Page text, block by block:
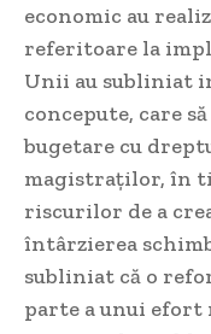
economic au
referitoare la
Unii au subliniat
concepute, care
bugetare cu
magistraților, în
riscurilor de a
întârzierea
subliniat că o
parte a unui efort